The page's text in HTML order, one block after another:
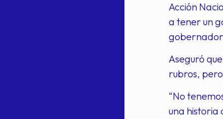
Acción
a tener un
gobernador
Aseguró
rubros,
“No
una historia